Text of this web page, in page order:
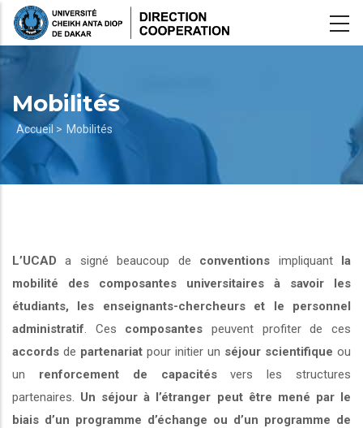
Aller
Mobilités
Fil
d'Ariane
Accueil > Mobilités
L’UCAD a signé beaucoup de conventions impliquant la
mobilité des composantes universitaires à savoir les
étudiants, les enseignants-chercheurs et le personnel
administratif . Ces composantes peuvent profiter de ces
accords de partenariat pour initier un séjour scientifique ou
un renforcement de capacitésvers les structures
partenaires. Un séjour à l’étranger peut être mené par le
biais d’un programme d’échange ou d’un programme de